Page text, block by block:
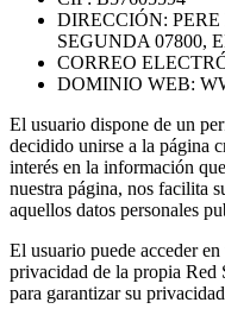
DIRECCIÓN:
SEGUNDA 07800,
CORREO
DOMINIO WEB:
El usuario dispone de un
decidido unirse a la página
interés en la información
nuestra página, nos facilita
aquellos datos personales
El usuario puede acceder
privacidad de la propia Red
para garantizar su